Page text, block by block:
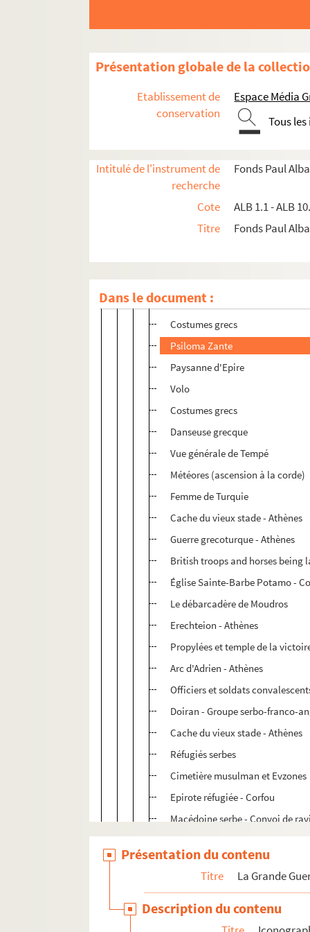
Présentation globale de la
Etablissement de
conservation
Espace Média
Tous
Intitulé de l'instrument de
recherche
Fonds Paul
Cote
ALB 1.1 - ALB
Titre
Fonds Paul
Dans le document :
Le quai "Nikis". Salonique
Salonique - Boulevard du roi
Monument de Marc Botzaris
Costumes grecs
Costumes grecs
Costumes grecs
Psiloma Zante
Paysanne d'Epire
Volo
Costumes grecs
Danseuse grecque
Vue générale de Tempé
Météores (ascension à la corde)
Femme de Turquie
Cache du vieux stade - Athènes
Guerre grecoturque - Athènes
British troops and horses being
Église Sainte-Barbe Potamo -
Le débarcadère de Moudros
Erechteion - Athènes
Propylées et temple de la
Arc d'Adrien - Athènes
Officiers et soldats
Doiran - Groupe serbo-franco-
Cache du vieux stade - Athènes
Réfugiés serbes
Cimetière musulman et Evzones
Epirote réfugiée - Corfou
Macédoine serbe - Convoi de
La messe à bord
Pâtre grec et Evzones sur la
Bizerte - Quartier de marchands
Bizerte - Arcades du Grand Hôtel
Présentation du contenu
Titre La Grande
Description du contenu